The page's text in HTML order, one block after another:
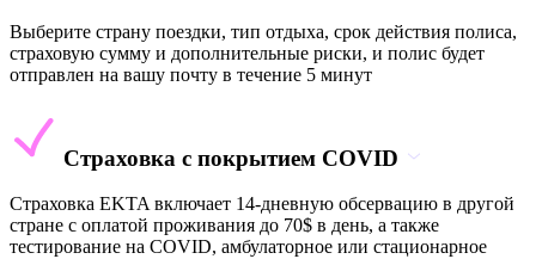
Выберите страну поездки, тип отдыха, срок действия полиса,
страховую сумму и дополнительные риски, и полис будет
отправлен на вашу почту в течение 5 минут
Страховка с покрытием COVID
Страховка EKTA включает 14-дневную обсервацию в другой
стране с оплатой проживания до 70$ в день, а также
тестирование на COVID, амбулаторное или стационарное